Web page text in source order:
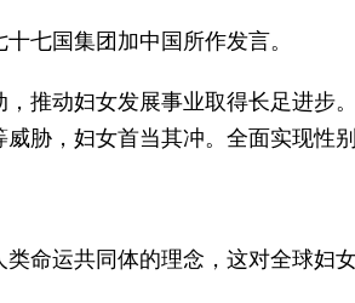
国集团加中国所作发言。
动妇女发展事业取得长足进步
胁，妇女首当其冲。全面实现性别
运共同体的理念，这对全球妇